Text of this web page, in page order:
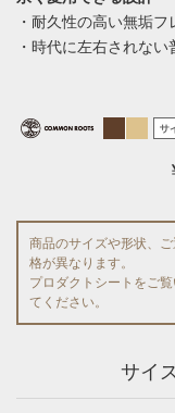
・耐久性の高い無垢フ
・時代に左右されな
商品のサイズや形状、
格が異なります。
プロダクトシートをご
てください。
サイ